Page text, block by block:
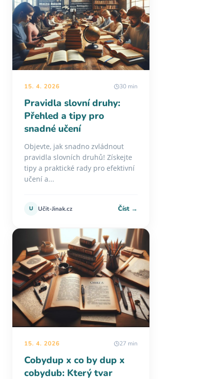
15. 4. 2026 30 min
Pravidla slovní druhy:
Přehled a tipy pro
snadné učení
Objevte, jak snadno zvládnout
pravidla slovních druhů! Získejte
tipy a praktické rady pro efektivní
učení a...
U Učit-Jinak.cz Číst →
15. 4. 2026 27 min
Cobydup x co by dup x
cobydub: Který tvar